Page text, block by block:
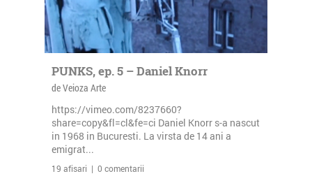
PUNKS, ep. 5 – Daniel Knorr
de Veioza Arte
https://vimeo.com/8237660?
share=copy&fl=cl&fe=ci Daniel Knorr s-a nascut
in 1968 in Bucuresti. La virsta de 14 ani a
emigrat...
19 afisari | 0 comentarii